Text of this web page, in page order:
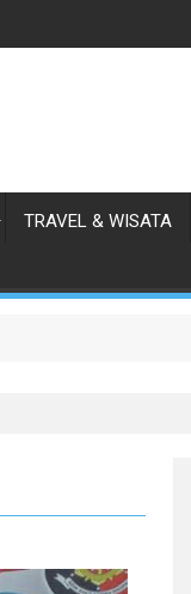
TRAVEL & WISATA